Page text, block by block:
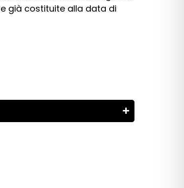
già costituite alla data di